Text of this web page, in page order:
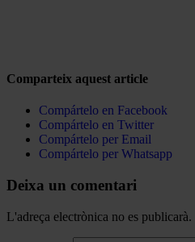
Comparteix aquest article
Compártelo en Facebook
Compártelo en Twitter
Compártelo per Email
Compártelo per Whatsapp
Deixa un comentari
L'adreça electrònica no es publicarà.